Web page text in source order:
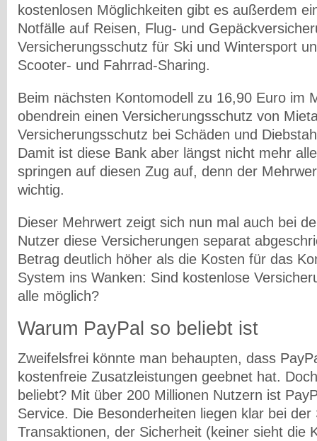
kostenlosen Möglichkeiten gibt es außerdem
Notfälle auf Reisen, Flug- und
Versicherungsschutz für Ski und Wintersport
Scooter- und Fahrrad-Sharing.
Beim nächsten Kontomodell zu 16,90 Euro im
obendrein einen Versicherungsschutz von
Versicherungsschutz bei Schäden und
Damit ist diese Bank aber längst nicht mehr
springen auf diesen Zug auf, denn der
wichtig.
Dieser Mehrwert zeigt sich nun mal auch bei
Nutzer diese Versicherungen separat
Betrag deutlich höher als die Kosten für das
System ins Wanken: Sind kostenlose
alle möglich?
Warum PayPal so beliebt ist
Zweifelsfrei könnte man behaupten, dass
kostenfreie Zusatzleistungen geebnet hat.
beliebt? Mit über 200 Millionen Nutzern ist
Service. Die Besonderheiten liegen klar bei der
Transaktionen, der Sicherheit (keiner sieht die